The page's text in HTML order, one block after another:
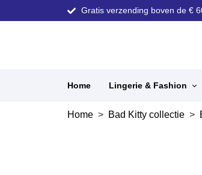
Gratis verzending boven de €
Home Lingerie & Fashion
Home > Bad Kitty collectie >